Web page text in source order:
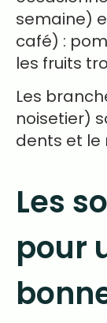
semaine)
café) :
les fruits
Les
noisetier)
dents et le
Les
pour